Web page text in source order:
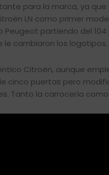
para la marca, ya
LN como primer
Peugeot partiendo del
le cambiaron los logotipos.
Citroën, aunque
cinco puertas pero
Tanto la carrocería como